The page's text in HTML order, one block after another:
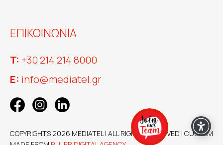
ΕΠΙΚΟΙΝΩΝΙΑ
T: +30 214 214 8000
E: info@mediatel.gr
COPYRIGHTS 2026 MEDIATEL | ALL RIGHTS RESERVED | CUSTOM